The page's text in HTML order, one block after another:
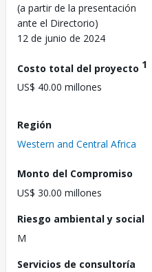
(a partir de la presentación
ante el Directorio)
12 de junio de 2024
Costo total del proyecto 1
US$ 40.00 millones
Región
Western and Central Africa
Monto del Compromiso
US$ 30.00 millones
Riesgo ambiental y social
M
Servicios de consultoría